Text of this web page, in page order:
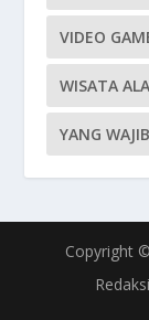
VIDEO
WISATA
YANG
Copyright
Redaksi